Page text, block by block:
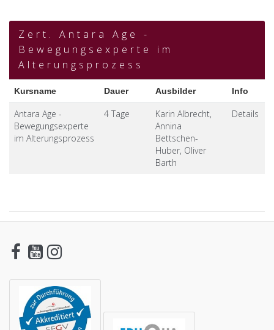
Zert. Antara Age -
Bewegungsexperte im
Alterungsprozess
Antara Age -
Bewegungsexperte
im Alterungsprozess
4 Tage
Karin Albrecht,
Annina
Bettschen-
Huber, Oliver
Barth
Details